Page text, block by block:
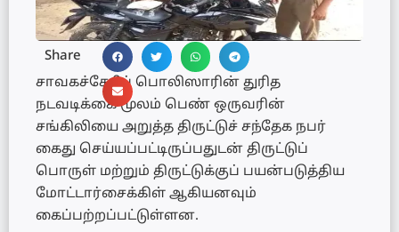
Share
சாவகச்சேரிப் பொலிஸாரின் துரித
நடவடிக்கை மூலம் பெண் ஒருவரின்
சங்கிலியை அறுத்த திருட்டுச் சந்தேக நபர்
கைது செய்யப்பட்டிருப்பதுடன் திருட்டுப்
பொருள் மற்றும் திருட்டுக்குப் பயன்படுத்திய
மோட்டார்சைக்கிள் ஆகியனவும்
கைப்பற்றப்பட்டுள்ளன.